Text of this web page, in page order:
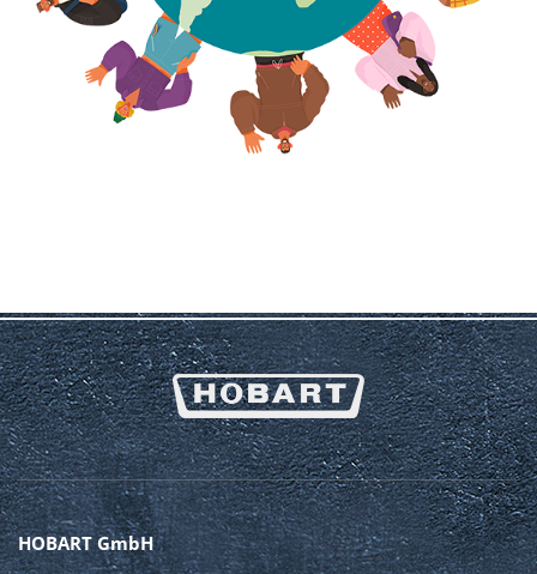
HOBART GmbH